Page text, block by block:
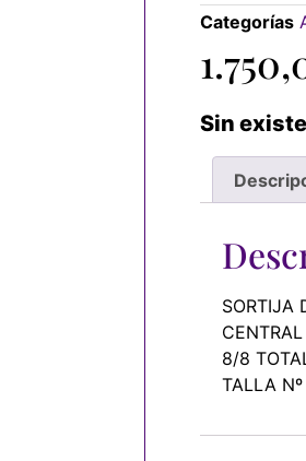
Categorías
Sin
SORTIJA
8/8
TALLA Nº